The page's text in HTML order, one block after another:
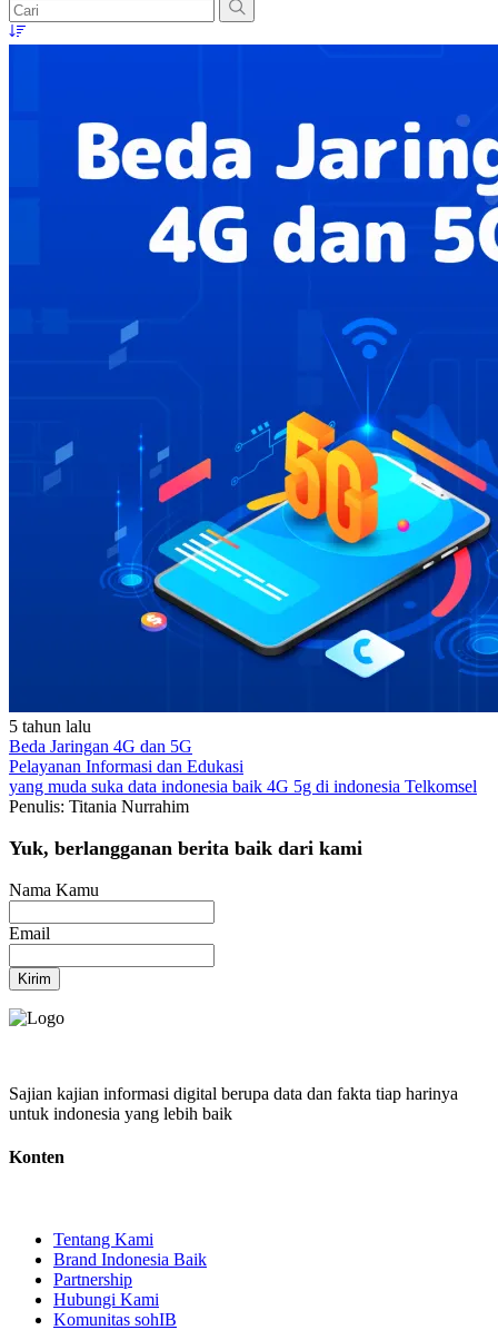
5 tahun lalu
Beda Jaringan 4G dan 5G
Pelayanan Informasi dan Edukasi
yang muda suka data indonesia baik 4G 5g di indonesia Telkomsel
Penulis: Titania Nurrahim
Yuk, berlangganan berita baik dari kami
Nama Kamu
Email
Kirim
Sajian kajian informasi digital berupa data dan fakta tiap harinya
untuk indonesia yang lebih baik
Konten
Tentang Kami
Brand Indonesia Baik
Partnership
Hubungi Kami
Komunitas sohIB